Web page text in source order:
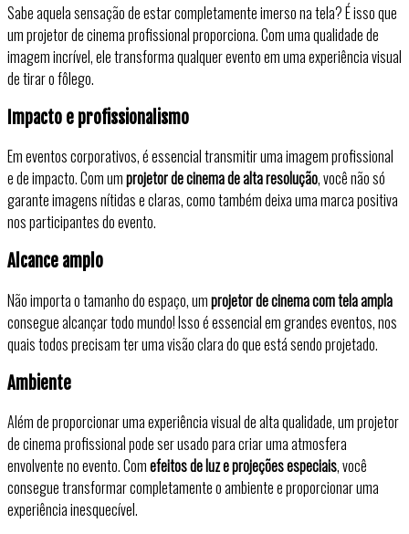
Sabe aquela sensação de estar completamente imerso na tela? É isso que
um projetor de cinema profissional proporciona. Com uma qualidade de
imagem incrível, ele transforma qualquer evento em uma experiência visual
de tirar o fôlego.
Impacto e profissionalismo
Em eventos corporativos, é essencial transmitir uma imagem profissional
e de impacto. Com umprojetor de cinema de alta resolução, você não só
garante imagens nítidas e claras, como também deixa uma marca positiva
nos participantes do evento.
Alcance amplo
Não importa o tamanho do espaço, umprojetor de cinema com tela ampla
consegue alcançar todo mundo! Isso é essencial em grandes eventos, nos
quais todos precisam ter uma visão clara do que está sendo projetado.
Ambiente
Além de proporcionar uma experiência visual de alta qualidade, um projetor
de cinema profissional pode ser usado para criar uma atmosfera
envolvente no evento. Comefeitos de luz e projeções especiais, você
consegue transformar completamente o ambiente e proporcionar uma
experiência inesquecível.